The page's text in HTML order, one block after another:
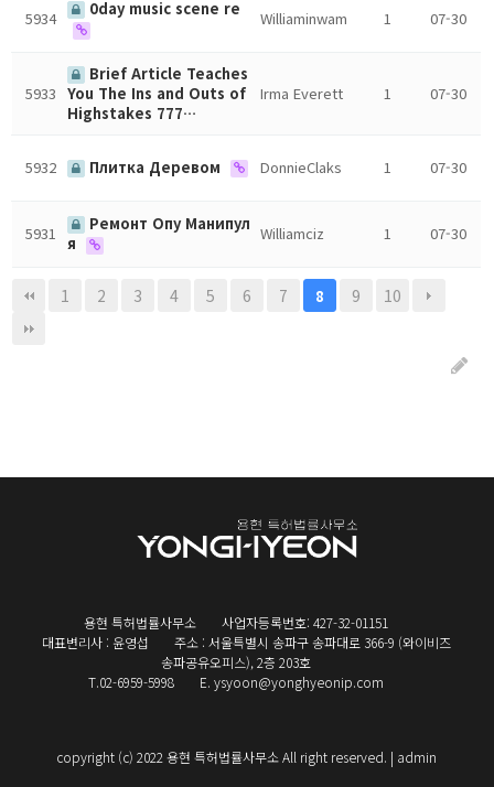
5934 0day music scene re Williaminwam 1 07-30
5933
Brief Article Teaches
You The Ins and Outs of
Highstakes 777…
Irma Everett 1 07-30
5932 Плитка Деревом DonnieClaks 1 07-30
5931
Ремонт Опу Манипул
я
Williamciz 1 07-30
1 2 3 4 5 6 7 8 9 10
용현 특허법률사무소
사업자등록번호: 427-32-01151
대표변리사 : 윤영섭
주소 : 서울특별시 송파구 송파대로 366-9 (와이비즈
송파공유오피스), 2층 203호
T.02-6959-5998
E. ysyoon@yonghyeonip.com
copyright (c) 2022 용현 특허법률사무소 All right reserved. | admin